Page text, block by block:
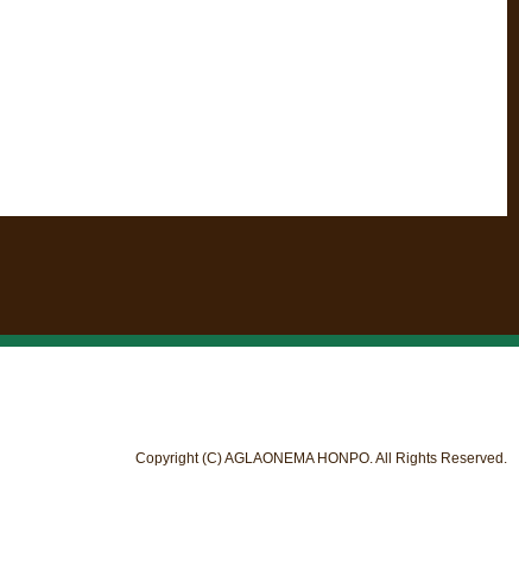
Copyright (C) AGLAONEMA HONPO. All Rights Reserved.